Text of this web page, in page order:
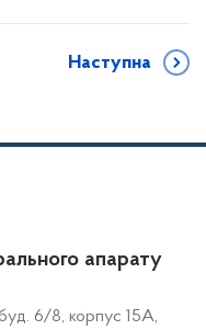
Наступна
апарату
6/8, корпус 15А,